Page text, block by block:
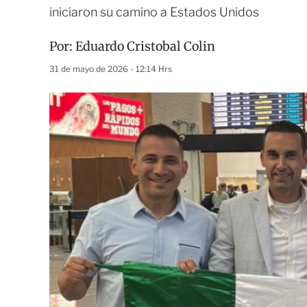
iniciaron su camino a Estados Unidos
Por: Eduardo Cristobal Colin
31 de mayo de 2026 - 12:14 Hrs